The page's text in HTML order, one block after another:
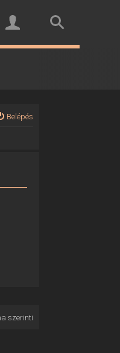
Belépés
szerinti